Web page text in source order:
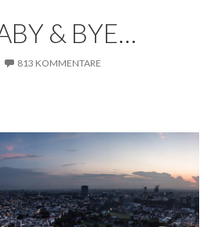
& BYE…
813 KOMMENTARE